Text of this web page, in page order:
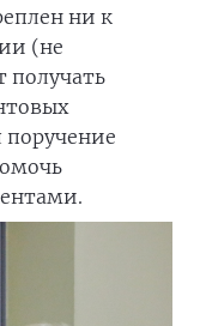
ни к
(не
поручение